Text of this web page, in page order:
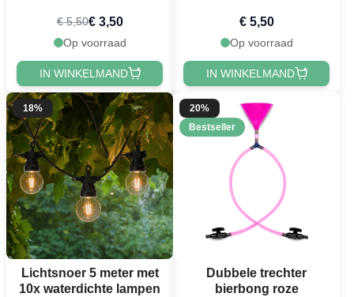
€ 5,50€ 3,50
Op voorraad
IN WINKELMAND
€ 5,50
Op voorraad
IN WINKELMAND
18%
Lichtsnoer 5 meter met
10x waterdichte lampen
20%
Bestseller
Dubbele trechter
bierbong roze